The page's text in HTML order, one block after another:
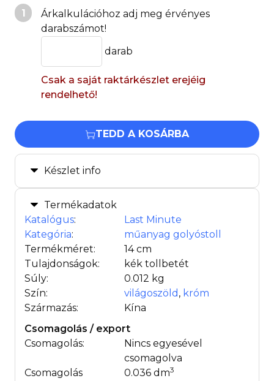
1
Árkalkulációhoz adj meg érvényes
darabszámot!
darab
Csak a saját raktárkészlet erejéig
rendelhető!
TEDD A KOSÁRBA
Készlet info
Termékadatok
Katalógus:
Last Minute
Kategória:
műanyag golyóstoll
Termékméret:
14 cm
Tulajdonságok:
kék tollbetét
Súly:
0.012 kg
Szín:
világoszöld , króm
Származás:
Kína
Csomagolás / export
Csomagolás:
Nincs egyesével
csomagolva
Csomagolás
0.036 dm3